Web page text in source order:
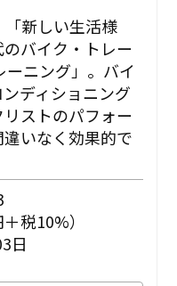
「新しい生活様
バイク・トレー
ーニング」。バイ
ディショニング
ストのパフォー
いなく効果的で
税10%）
日